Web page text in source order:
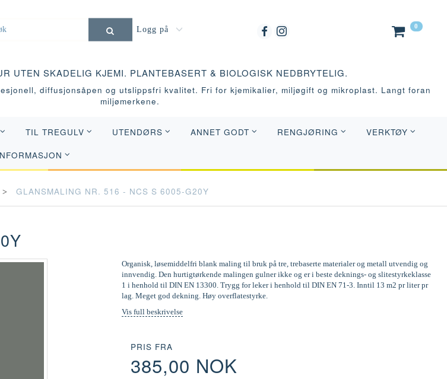
0
Logg på
UTEN SKADELIG KJEMI. PLANTEBASERT & BIOLOGISK NEDBRYTELIG.
diffusjonsåpen og utslippsfri kvalitet. Fri for kjemikalier, miljøgift og mikroplast. Langt foran
miljømerkene.
TIL TREGULV UTENDØRS ANNET GODT RENGJØRING VERKTØY
GLANSMALING NR. 516 - NCS S 6005-G20Y
Organisk, løsemiddelfri blank maling til bruk på tre, trebaserte materialer og metall utvendig og
innvendig. Den hurtigtørkende malingen gulner ikke og er i beste deknings- og slitestyrkeklasse
1 i henhold til DIN EN 13300. Trygg for leker i henhold til DIN EN 71-3. Inntil 13 m2 pr liter pr
lag. Meget god dekning. Høy overflatestyrke.
Vis full beskrivelse
PRIS FRA
385,00 NOK